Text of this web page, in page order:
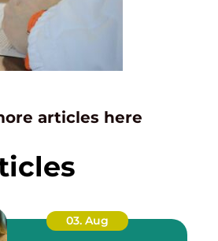
articles here
03. Aug